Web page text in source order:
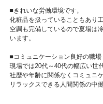
■きれいな労働環境です。
化粧品を扱っていることもあり
空調も完備しているので夏場は
います。
■コミュニケーション良好の職場
現場では20代～40代の幅広い世
社歴や年齢に関係なくコミュニ
リラックスできる人間関係の中